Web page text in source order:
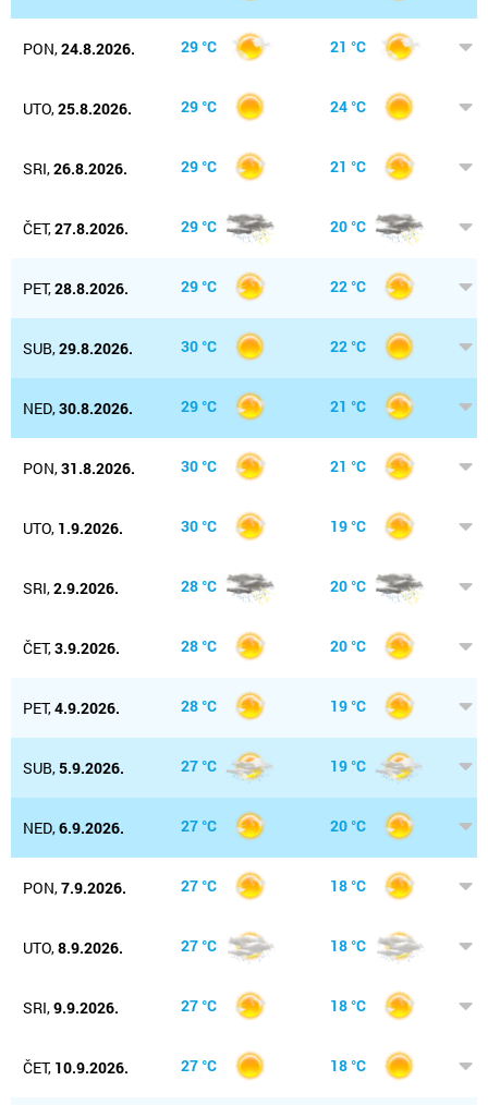
PON,24.8.2026. 29 °C 21 °C
UTO,25.8.2026. 29 °C 24 °C
SRI,26.8.2026. 29 °C 21 °C
ČET,27.8.2026. 29 °C 20 °C
PET,28.8.2026. 29 °C 22 °C
SUB,29.8.2026. 30 °C 22 °C
NED,30.8.2026. 29 °C 21 °C
PON,31.8.2026. 30 °C 21 °C
UTO, 1.9.2026. 30 °C 19 °C
SRI,2.9.2026. 28 °C 20 °C
ČET,3.9.2026. 28 °C 20 °C
PET,4.9.2026. 28 °C 19 °C
SUB,5.9.2026. 27 °C 19 °C
NED,6.9.2026. 27 °C 20 °C
PON,7.9.2026. 27 °C 18 °C
UTO,8.9.2026. 27 °C 18 °C
SRI,9.9.2026. 27 °C 18 °C
ČET, 10.9.2026. 27 °C 18 °C